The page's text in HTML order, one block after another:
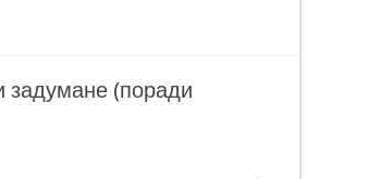
задумане (поради